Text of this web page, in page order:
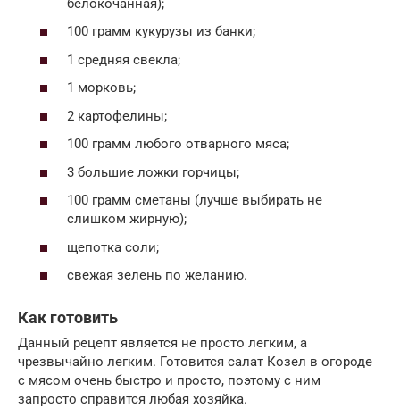
белокочанная);
100 грамм кукурузы из банки;
1 средняя свекла;
1 морковь;
2 картофелины;
100 грамм любого отварного мяса;
3 большие ложки горчицы;
100 грамм сметаны (лучше выбирать не
слишком жирную);
щепотка соли;
свежая зелень по желанию.
Как готовить
Данный рецепт является не просто легким, а
чрезвычайно легким. Готовится салат Козел в огороде
с мясом очень быстро и просто, поэтому с ним
запросто справится любая хозяйка.